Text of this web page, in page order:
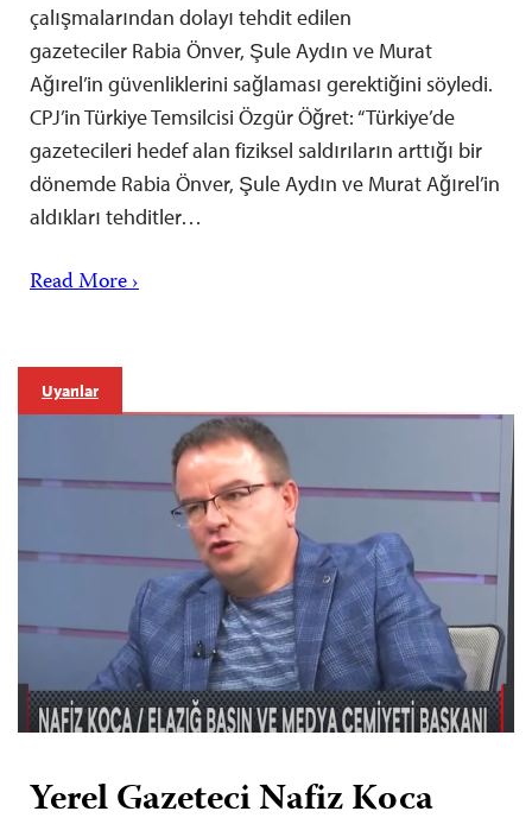
çalışmalarından dolayı tehdit edilen
gazeteciler Rabia Önver, Şule Aydın ve Murat
Ağırel’in güvenliklerini sağlaması gerektiğini söyledi.
CPJ’in Türkiye Temsilcisi Özgür Öğret: “Türkiye’de
gazetecileri hedef alan fiziksel saldırıların arttığı bir
dönemde Rabia Önver, Şule Aydın ve Murat Ağırel’in
aldıkları tehditler…
Read More ›
Uyarılar
Yerel Gazeteci Nafiz Koca